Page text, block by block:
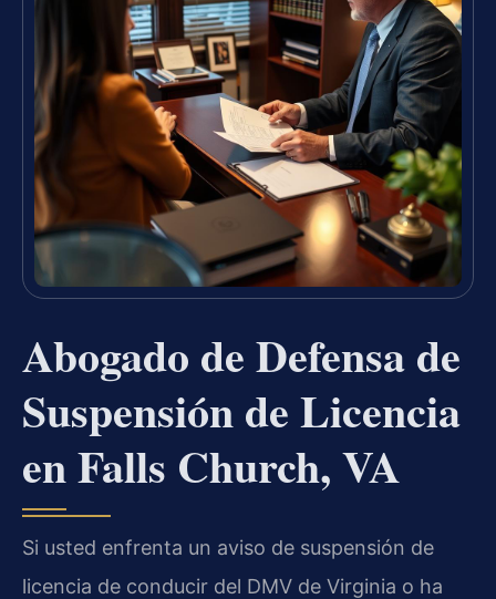
Abogado de Defensa de
Suspensión de Licencia
en Falls Church, VA
Si usted enfrenta un aviso de suspensión de
licencia de conducir del DMV de Virginia o ha